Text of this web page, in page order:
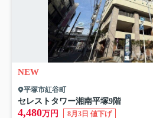
NEW
平塚市紅谷町
セレストタワー湘南平塚9階
4,480万円 8月3日 値下げ